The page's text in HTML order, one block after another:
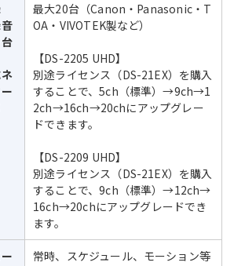
ネ
最大20台（Canon・Panasonic・T
OA・VIVOTEK製など）
【DS-2205 UHD】
別途ライセンス（DS-21EX）を購入
することで、5ch（標準）→9ch→1
2ch→16ch→20chにアップグレー
ドできます。
【DS-2209 UHD】
別途ライセンス（DS-21EX）を購入
することで、9ch（標準）→12ch→
16ch→20chにアップグレードでき
ます。
常時、スケジュール、モーション等